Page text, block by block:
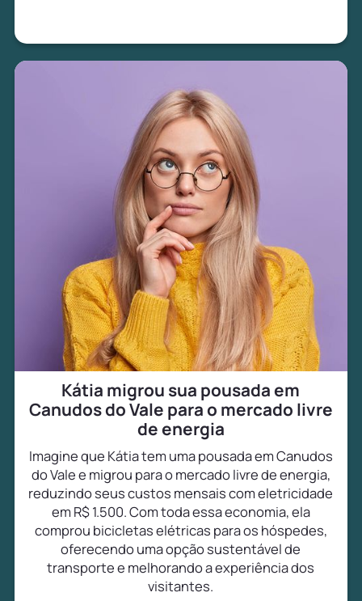
Kátia migrou sua pousada em
Canudos do Vale para o mercado livre
de energia
Imagine que Kátia tem uma pousada em Canudos
do Vale e migrou para o mercado livre de energia,
reduzindo seus custos mensais com eletricidade
em R$ 1.500. Com toda essa economia, ela
comprou bicicletas elétricas para os hóspedes,
oferecendo uma opção sustentável de
transporte e melhorando a experiência dos
visitantes.